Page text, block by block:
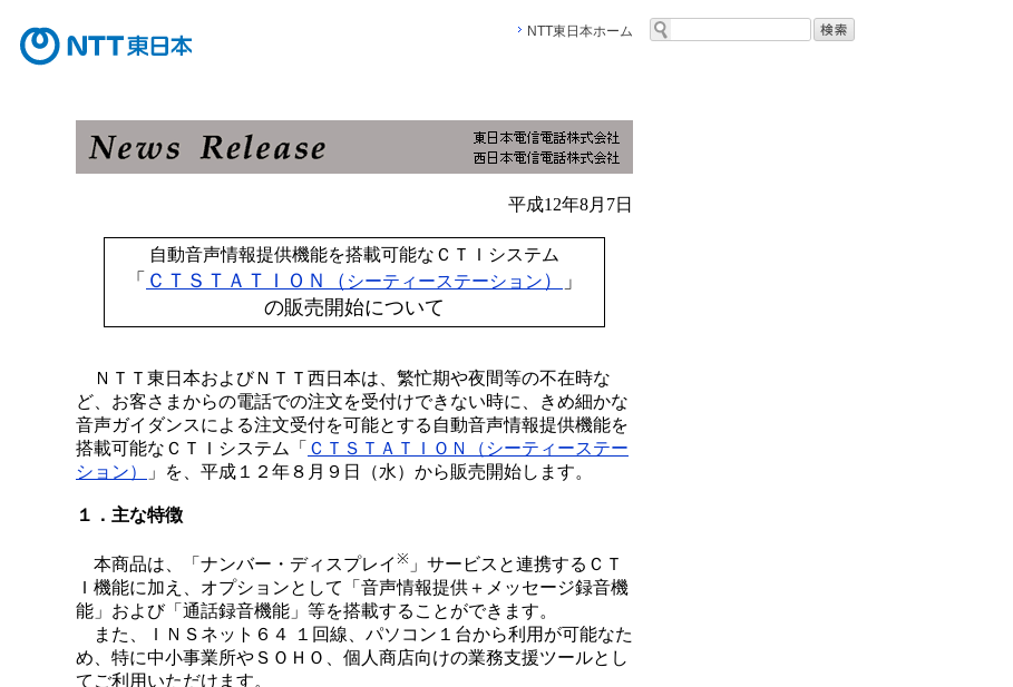
NTT東日本ホーム
平成12年8月7日
自動音声情報提供機能を搭載可能なＣＴＩシステム
「 ＣＴＳＴＡＴＩＯＮ（ シーティーステーション ）
」
の販売開始について
ＮＴＴ東日本およびＮＴＴ西日本は、繁忙期や夜間等の不在時な
ど、お客さまからの電話での注文を受付けできない時に、きめ細かな
音声ガイダンスによる注文受付を可能とする自動音声情報提供機能を
搭載可能なＣＴＩシステム「 ＣＴＳＴＡＴＩＯＮ（シーティーステー
ション）
」を、平成１２年８月９日（水）から販売開始します。
１．主な特徴
本商品は、「ナンバー・ディスプレイ ※ 」サービスと連携するＣＴ
Ｉ機能に加え、オプションとして「音声情報提供＋メッセージ録音機
能」および「通話録音機能」等を搭載することができます。
また、ＩＮＳネット６４ １回線、パソコン１台から利用が可能なた
め、特に中小事業所やＳＯＨＯ、個人商店向けの業務支援ツールとし
てご利用いただけます。